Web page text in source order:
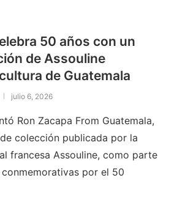
50 años con un
de Assouline
de Guatemala
julio 6, 2026
Ron Zacapa From Guatemala,
colección publicada por la
francesa Assouline, como parte
por el 50